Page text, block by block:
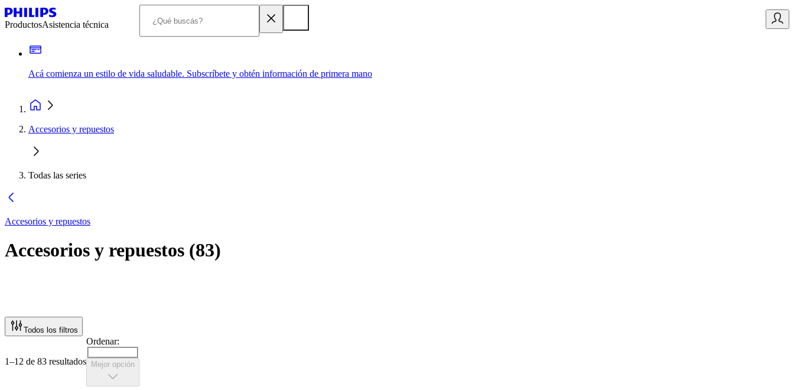
ProductosAsistencia técnica
Acá comienza un estilo de vida saludable. Subscríbete y obtén información de primera mano
Accesorios y repuestos
Todas las series
Accesorios y repuestos
Accesorios y repuestos (83)
Todos los filtros
1–12 de 83 resultados
Ordenar:
Mejor opción